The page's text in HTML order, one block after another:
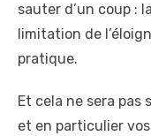
sauter d’un coup :
limitation de
pratique.
Et cela ne sera pas
et en particulier